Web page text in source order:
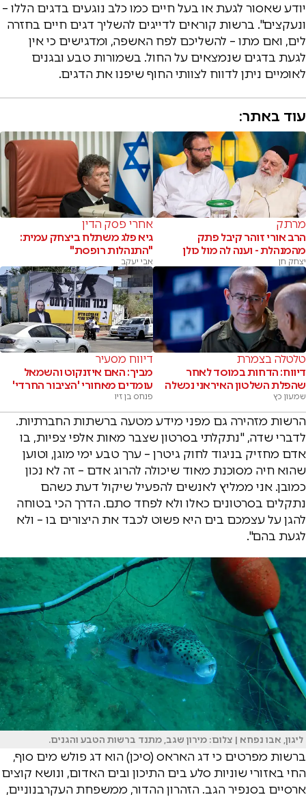
יודע שאסור לגעת או בעל חיים כמו כלב נוגעים בדגים הללו –
ונעקצים". ברשות קוראים לדייגים להשליך דגים חיים בחזרה
לים, ואם מתו – להשליכם לפח האשפה, ומדגישים כי אין
לגעת בדגים שנמצאים על החול. בשמורות טבע ובגנים
לאומיים ניתן לדווח לצוותי החוף שיפנו את הדגים.
עוד באתר:
מרתק
הרב אורי זוהר קיבל פתק
מהמנהלת - וענה לה מול כולן
יצחק חן
אחרי פסק הדין
גיא פלג משתלח ביצחק עמית:
"התנהלות רופסת"
אבי יעקב
טלטלה בצמרת
דיווח: הדחות במוסד לאחר
שהפלת השלטון האיראני נכשלה
שמעון כץ
דיווח מסעיר
מביך: האם איזנקוט והשמאל
עומדים מאחורי 'הציבור החרדי'
פנחס בן זיו
הרשות מזהירה גם מפני מידע מטעה ברשתות החברתיות.
לדברי שדה, "נתקלתי בסרטון שצבר מאות אלפי צפיות, בו
אדם מחזיק בניגוד לחוק גיטרן – ערך טבע ימי מוגן, וטוען
שהוא חיה מסוכנת מאוד שיכולה להרוג אדם – זה לא נכון
כמובן. אני ממליץ לאנשים להפעיל שיקול דעת כשהם
נתקלים בסרטונים כאלו ולא לפחד סתם. הדרך הכי בטוחה
להגן על עצמכם בים היא פשוט לכבד את היצורים בו – ולא
לגעת בהם".
ליגון, אבו נפחא | צלום: מירון שגב, מתנד ברשות הטבע והגנים.
ברשות מפרטים כי דג האראס (סיכן) הוא דג פולש מים סוף,
החי באזורי שוניות סלע בים התיכון ובים האדום, ונושא קוצים
ארסיים בסנפיר הגב. הזהרון ההדור, ממשפחת העקרבנוניים,